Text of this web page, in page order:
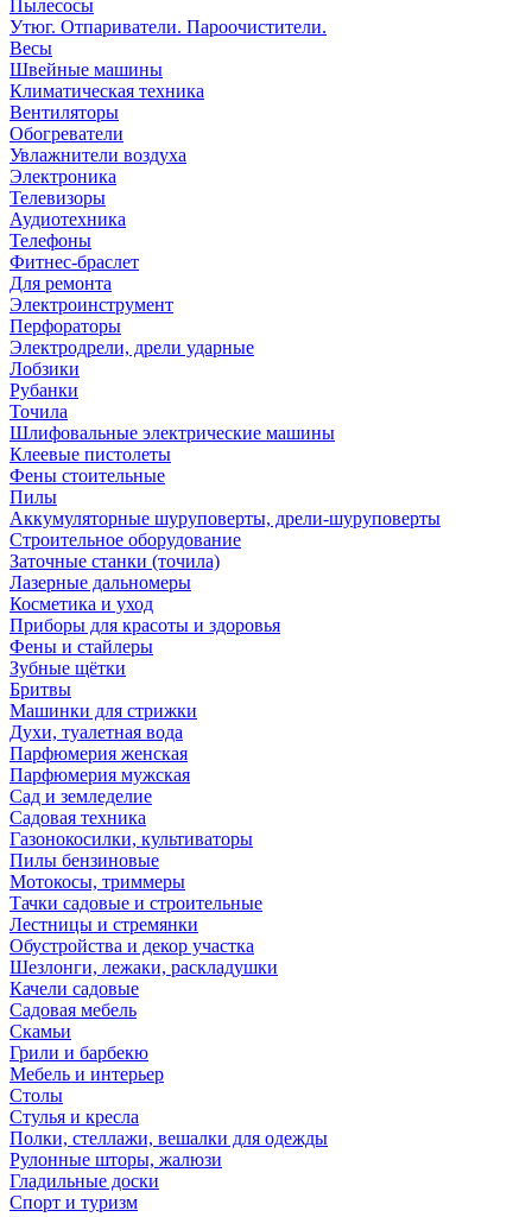
Пылесосы
Утюг. Отпариватели. Пароочистители.
Весы
Швейные машины
Климатическая техника
Вентиляторы
Обогреватели
Увлажнители воздуха
Электроника
Телевизоры
Аудиотехника
Телефоны
Фитнес-браслет
Для ремонта
Электроинструмент
Перфораторы
Электродрели, дрели ударные
Лобзики
Рубанки
Точила
Шлифовальные электрические машины
Клеевые пистолеты
Фены стоительные
Пилы
Аккумуляторные шуруповерты, дрели-шуруповерты
Строительное оборудование
Заточные станки (точила)
Лазерные дальномеры
Косметика и уход
Приборы для красоты и здоровья
Фены и стайлеры
Зубные щётки
Бритвы
Машинки для стрижки
Духи, туалетная вода
Парфюмерия женская
Парфюмерия мужская
Сад и земледелие
Садовая техника
Газонокосилки, культиваторы
Пилы бензиновые
Мотокосы, триммеры
Тачки садовые и строительные
Лестницы и стремянки
Обустройства и декор участка
Шезлонги, лежаки, раскладушки
Качели садовые
Садовая мебель
Скамьи
Грили и барбекю
Мебель и интерьер
Столы
Стулья и кресла
Полки, стеллажи, вешалки для одежды
Рулонные шторы, жалюзи
Гладильные доски
Спорт и туризм